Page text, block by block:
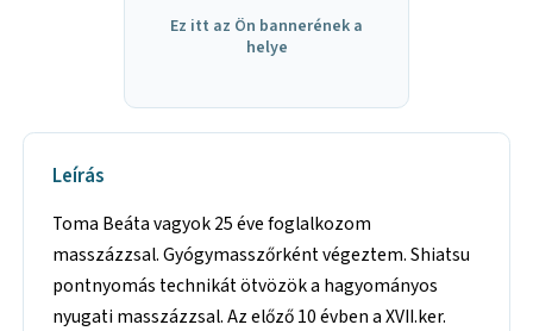
Ez itt az Ön bannerének a
helye
Leírás
Toma Beáta vagyok 25 éve foglalkozom
masszázzsal. Gyógymasszőrként végeztem. Shiatsu
pontnyomás technikát ötvözök a hagyományos
nyugati masszázzsal. Az előző 10 évben a XVII.ker.